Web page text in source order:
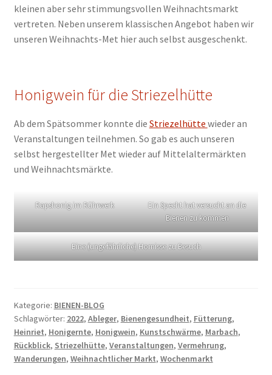
kleinen aber sehr stimmungsvollen Weihnachtsmarkt
vertreten. Neben unserem klassischen Angebot haben wir
unseren Weihnachts-Met hier auch selbst ausgeschenkt.
Honigwein für die Striezelhütte
Ab dem Spätsommer konnte die Striezelhütte wieder an
Veranstaltungen teilnehmen. So gab es auch unseren
selbst hergestellter Met wieder auf Mittelaltermärkten
und Weihnachtsmärkte.
Rapshonig im Rührwerk
Ein Specht hat versucht an die
Bienen zu kommen
Eine (ungefährliche) Hornisse zu Besuch
Kategorie: BIENEN-BLOG
Schlagwörter: 2022, Ableger, Bienengesundheit, Fütterung,
Heinriet, Honigernte, Honigwein, Kunstschwärme, Marbach,
Rückblick, Striezelhütte, Veranstaltungen, Vermehrung,
Wanderungen, Weihnachtlicher Markt, Wochenmarkt